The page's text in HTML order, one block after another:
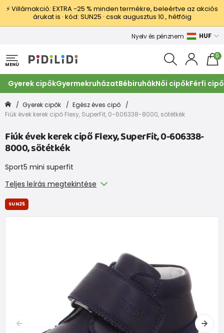
⚡ Villámakció: EXTRA −25 % minden termékre, beleértve az akciós
árukat is · kód: SUN25 · csak augusztus 10., hétfőig
Nyelv és pénznem HUF
MENÜ
0
Gyerek cipőkGyermekruházatBébiruhákNői cipőkFérfi
Gyerek cipők
Egész éves cipő
Fiúk évek kerek cipő Flexy, SuperFit, 0-606338-8000, sötétkék
Fiúk évek kerek cipő Flexy, SuperFit, 0-606338-
8000, sötétkék
Sport5 mini superfit
Teljes leírás megtekintése
SUN25